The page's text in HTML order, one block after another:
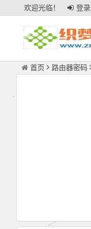
欢迎光临！ 登录
首页 路由器密码